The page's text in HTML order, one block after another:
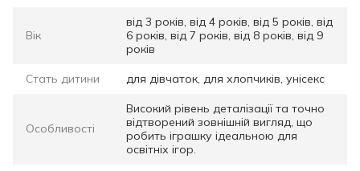
Вік
від 3 років, від 4 років, від 5 років, від
6 років, від 7 років, від 8 років, від 9
років
Стать дитини для дівчаток, для хлопчиків, унісекс
Особливості
Високий рівень деталізації та точно
відтворений зовнішній вигляд, що
робить іграшку ідеальною для
освітніх ігор.